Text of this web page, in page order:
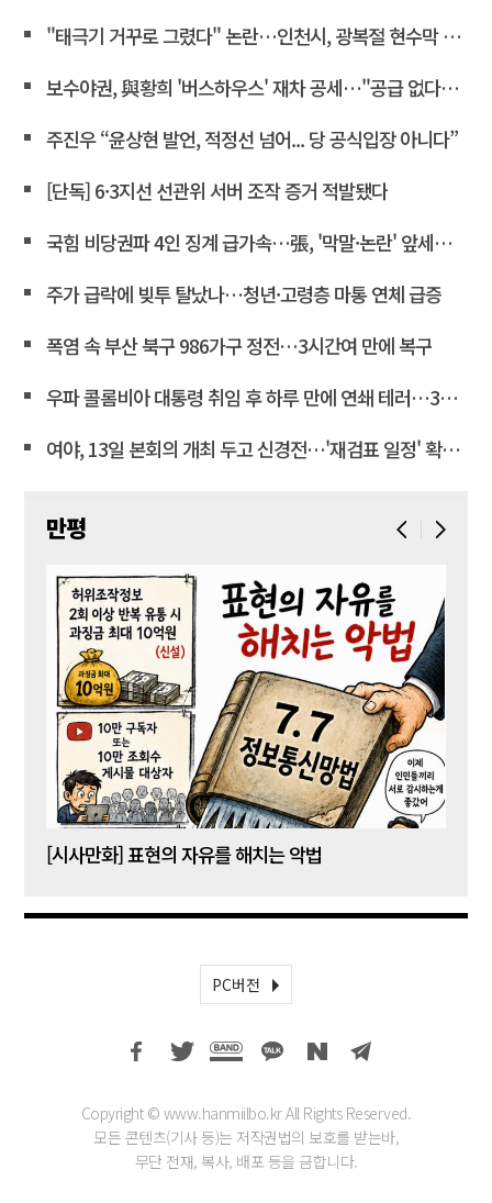
"태극기 거꾸로 그렸다" 논란…인천시, 광복절 현수막 철거
보수야권, 與황희 '버스하우스' 재차 공세…"공급 없다는 자백"
주진우 “윤상현 발언, 적정선 넘어... 당 공식입장 아니다”
[단독] 6·3지선 선관위 서버 조작 증거 적발됐다
국힘 비당권파 4인 징계 급가속…張, '막말·논란' 앞세워 역공
주가 급락에 빚투 탈났나…청년·고령층 마통 연체 급증
폭염 속 부산 북구 986가구 정전…3시간여 만에 복구
우파 콜롬비아 대통령 취임 후 하루 만에 연쇄 테러…3명 사상
여야, 13일 본회의 개최 두고 신경전…'재검표 일정' 확정도 아직<연합뉴스>
만평
[시사만화] 표현의 자유를 해치는 악법
PC버전
Copyright © www.hanmiilbo.kr All Rights Reserved.
모든 콘텐츠(기사 등)는 저작권법의 보호를 받는바,
무단 전재, 복사, 배포 등을 금합니다.